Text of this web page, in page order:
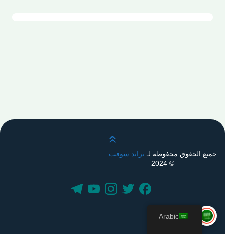
قم بالتمرير لأعلى
جميع الحقوق محفوظة لـترايد سوفت
© 2024
Arabic